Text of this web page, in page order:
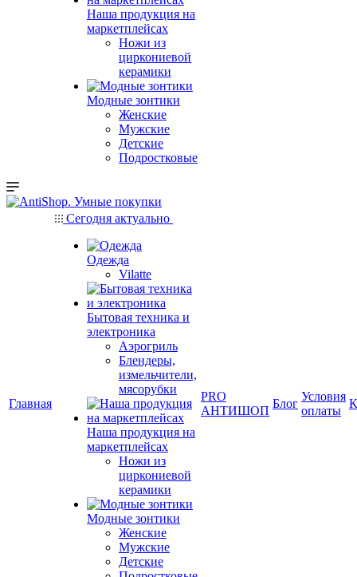
Наша продукция на
маркетплейсах
Ножи из
циркониевой
керамики
Модные зонтики
Женские
Мужские
Детские
Подростковые
Главная
Сегодня актуально
Одежда
Vilatte
Бытовая техника и
электроника
Аэрогриль
Блендеры,
измельчители,
мясорубки
Наша продукция на
маркетплейсах
Ножи из
циркониевой
керамики
Модные зонтики
Женские
Мужские
Детские
PRO
АНТИШОП
Блог
Условия
оплаты